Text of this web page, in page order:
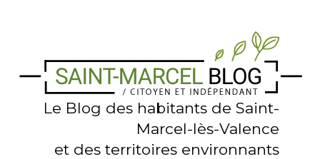
Le Blog des habitants de Saint-
Marcel-lès-Valence
et des territoires environnants